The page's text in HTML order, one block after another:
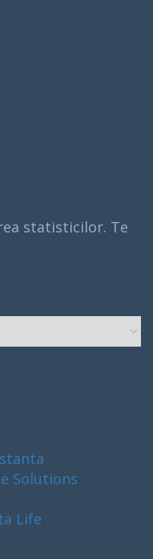
statisticilor. Te
Solutions
Life